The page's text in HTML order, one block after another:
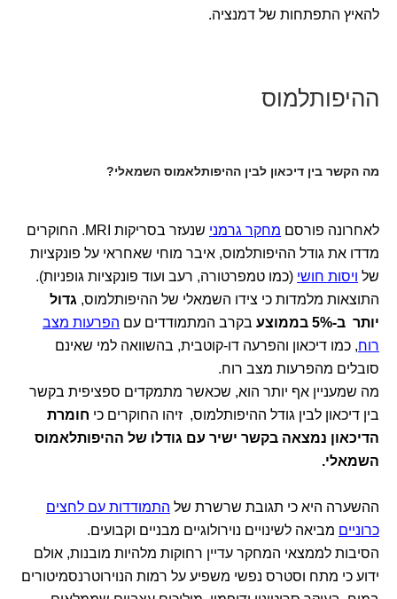
להאיץ התפתחות של דמנציה.
ההיפותלמוס
מה הקשר בין דיכאון לבין ההיפותלאמוס השמאלי?
לאחרונה פורסם מחקר גרמני
שנעזר בסריקות MRI. החוקרים
מדדו את גודל ההיפותלמוס, איבר מוחי שאחראי על פונקציות
של ויסות חושי (כמו טמפרטורה, רעב ועוד פונקציות גופניות).
התוצאות מלמדות כי צידו השמאלי של ההיפותלמוס, גדול
יותר ב-5%
בממוצע בקרב המתמודדים עם הפרעות מצב
רוח, כמו דיכאון והפרעה דו-קוטבית, בהשוואה למי שאינם
סובלים מהפרעות מצב רוח.
מה שמעניין אף יותר הוא, שכאשר מתמקדים ספציפית בקשר
בין דיכאון לבין גודל ההיפותלמוס, זיהו החוקרים כי חומרת
הדיכאון נמצאה בקשר ישיר עם גודלו של ההיפותלאמוס
השמאלי.
ההשערה היא כי תגובת שרשרת של התמודדות עם לחצים
כרוניים מביאה לשינויים נוירולוגיים מבניים וקבועים.
הסיבות לממצאי המחקר עדיין רחוקות מלהיות מובנות, אולם
ידוע כי מתח וסטרס נפשי משפיע על רמות הנוירוטרנסמיטורים